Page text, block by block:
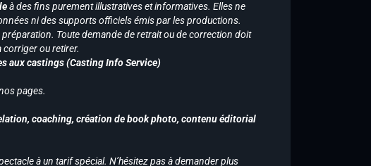
à des fins purement illustratives et informatives. Elles ne
ni des supports officiels émis par les productions.
Toute demande de retrait ou de correction doit
corriger ou retirer.
aux castings (Casting Info Service)
pages.
coaching, création de book photo, contenu éditorial
à un tarif spécial. N’hésitez pas à demander plus